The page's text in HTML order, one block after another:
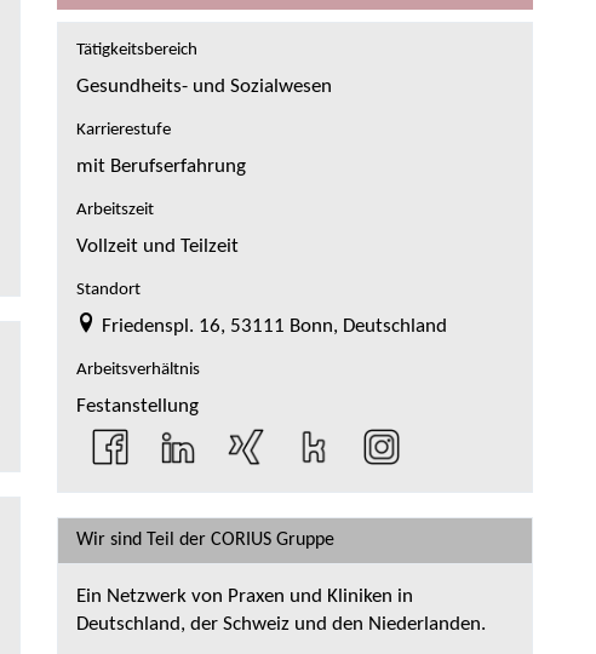
Tätigkeitsbereich
Gesundheits- und Sozialwesen
Karrierestufe
mit Berufserfahrung
Arbeitszeit
Vollzeit und Teilzeit
Standort
Friedenspl. 16, 53111 Bonn, Deutschland
Arbeitsverhältnis
Festanstellung
Wir sind Teil der CORIUS Gruppe
Ein Netzwerk von Praxen und Kliniken in
Deutschland, der Schweiz und den Niederlanden.